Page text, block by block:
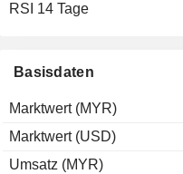
Basisdaten
Marktwert (MYR)
Marktwert (USD)
Umsatz (MYR)
RSI 14 Tage
2001
1999